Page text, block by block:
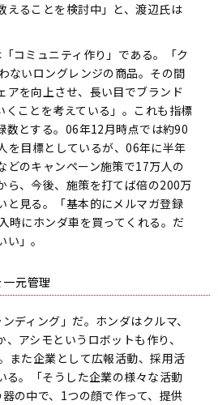
えることを検討中」と、渡辺氏は
コミュニティ作り」である。「ク
ないロングレンジの商品。その間
アを向上させ、長い目でブランド
くことを考えている」。これも指標
数とする。06年12月時点では約90
を目標としているが、06年に半年
どのキャンペーン施策で17万人の
ら、今後、施策を打てば倍の200万
と見る。「基本的にメルマガ登録
時にホンダ車を買ってくれる。だ
」。
元管理
ディング」だ。ホンダはクルマ、
アシモというロボットも作り、
また企業として広報活動、採用活
る。「そうした企業の様々な活動
の中で、1つの顔で作って、提供